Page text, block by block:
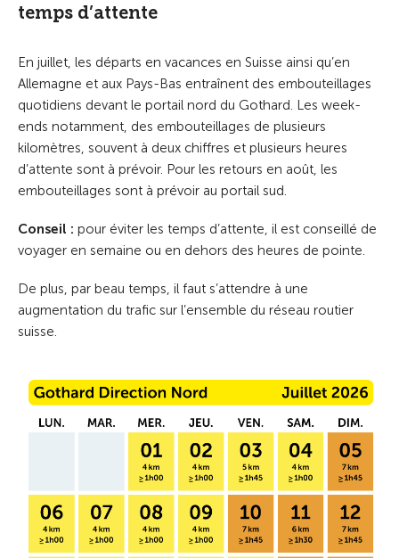
temps d’attente
En juillet, les départs en vacances en Suisse ainsi qu’en
Allemagne et aux Pays-Bas entraînent des embouteillages
quotidiens devant le portail nord du Gothard. Les week-
ends notamment, des embouteillages de plusieurs
kilomètres, souvent à deux chiffres et plusieurs heures
d’attente sont à prévoir. Pour les retours en août, les
embouteillages sont à prévoir au portail sud.
Conseil : pour éviter les temps d’attente, il est conseillé de
voyager en semaine ou en dehors des heures de pointe.
De plus, par beau temps, il faut s’attendre à une
augmentation du trafic sur l’ensemble du réseau routier
suisse.